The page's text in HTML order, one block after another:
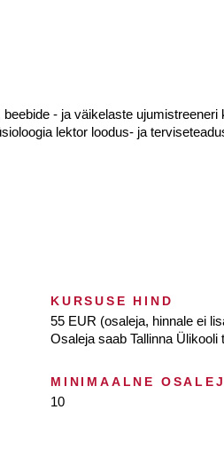
- ja väikelaste
lektor loodus- ja
KURSUSE HIND
55 EUR (osaleja, hinnale ei
Osaleja saab Tallinna
MINIMAALNE
10